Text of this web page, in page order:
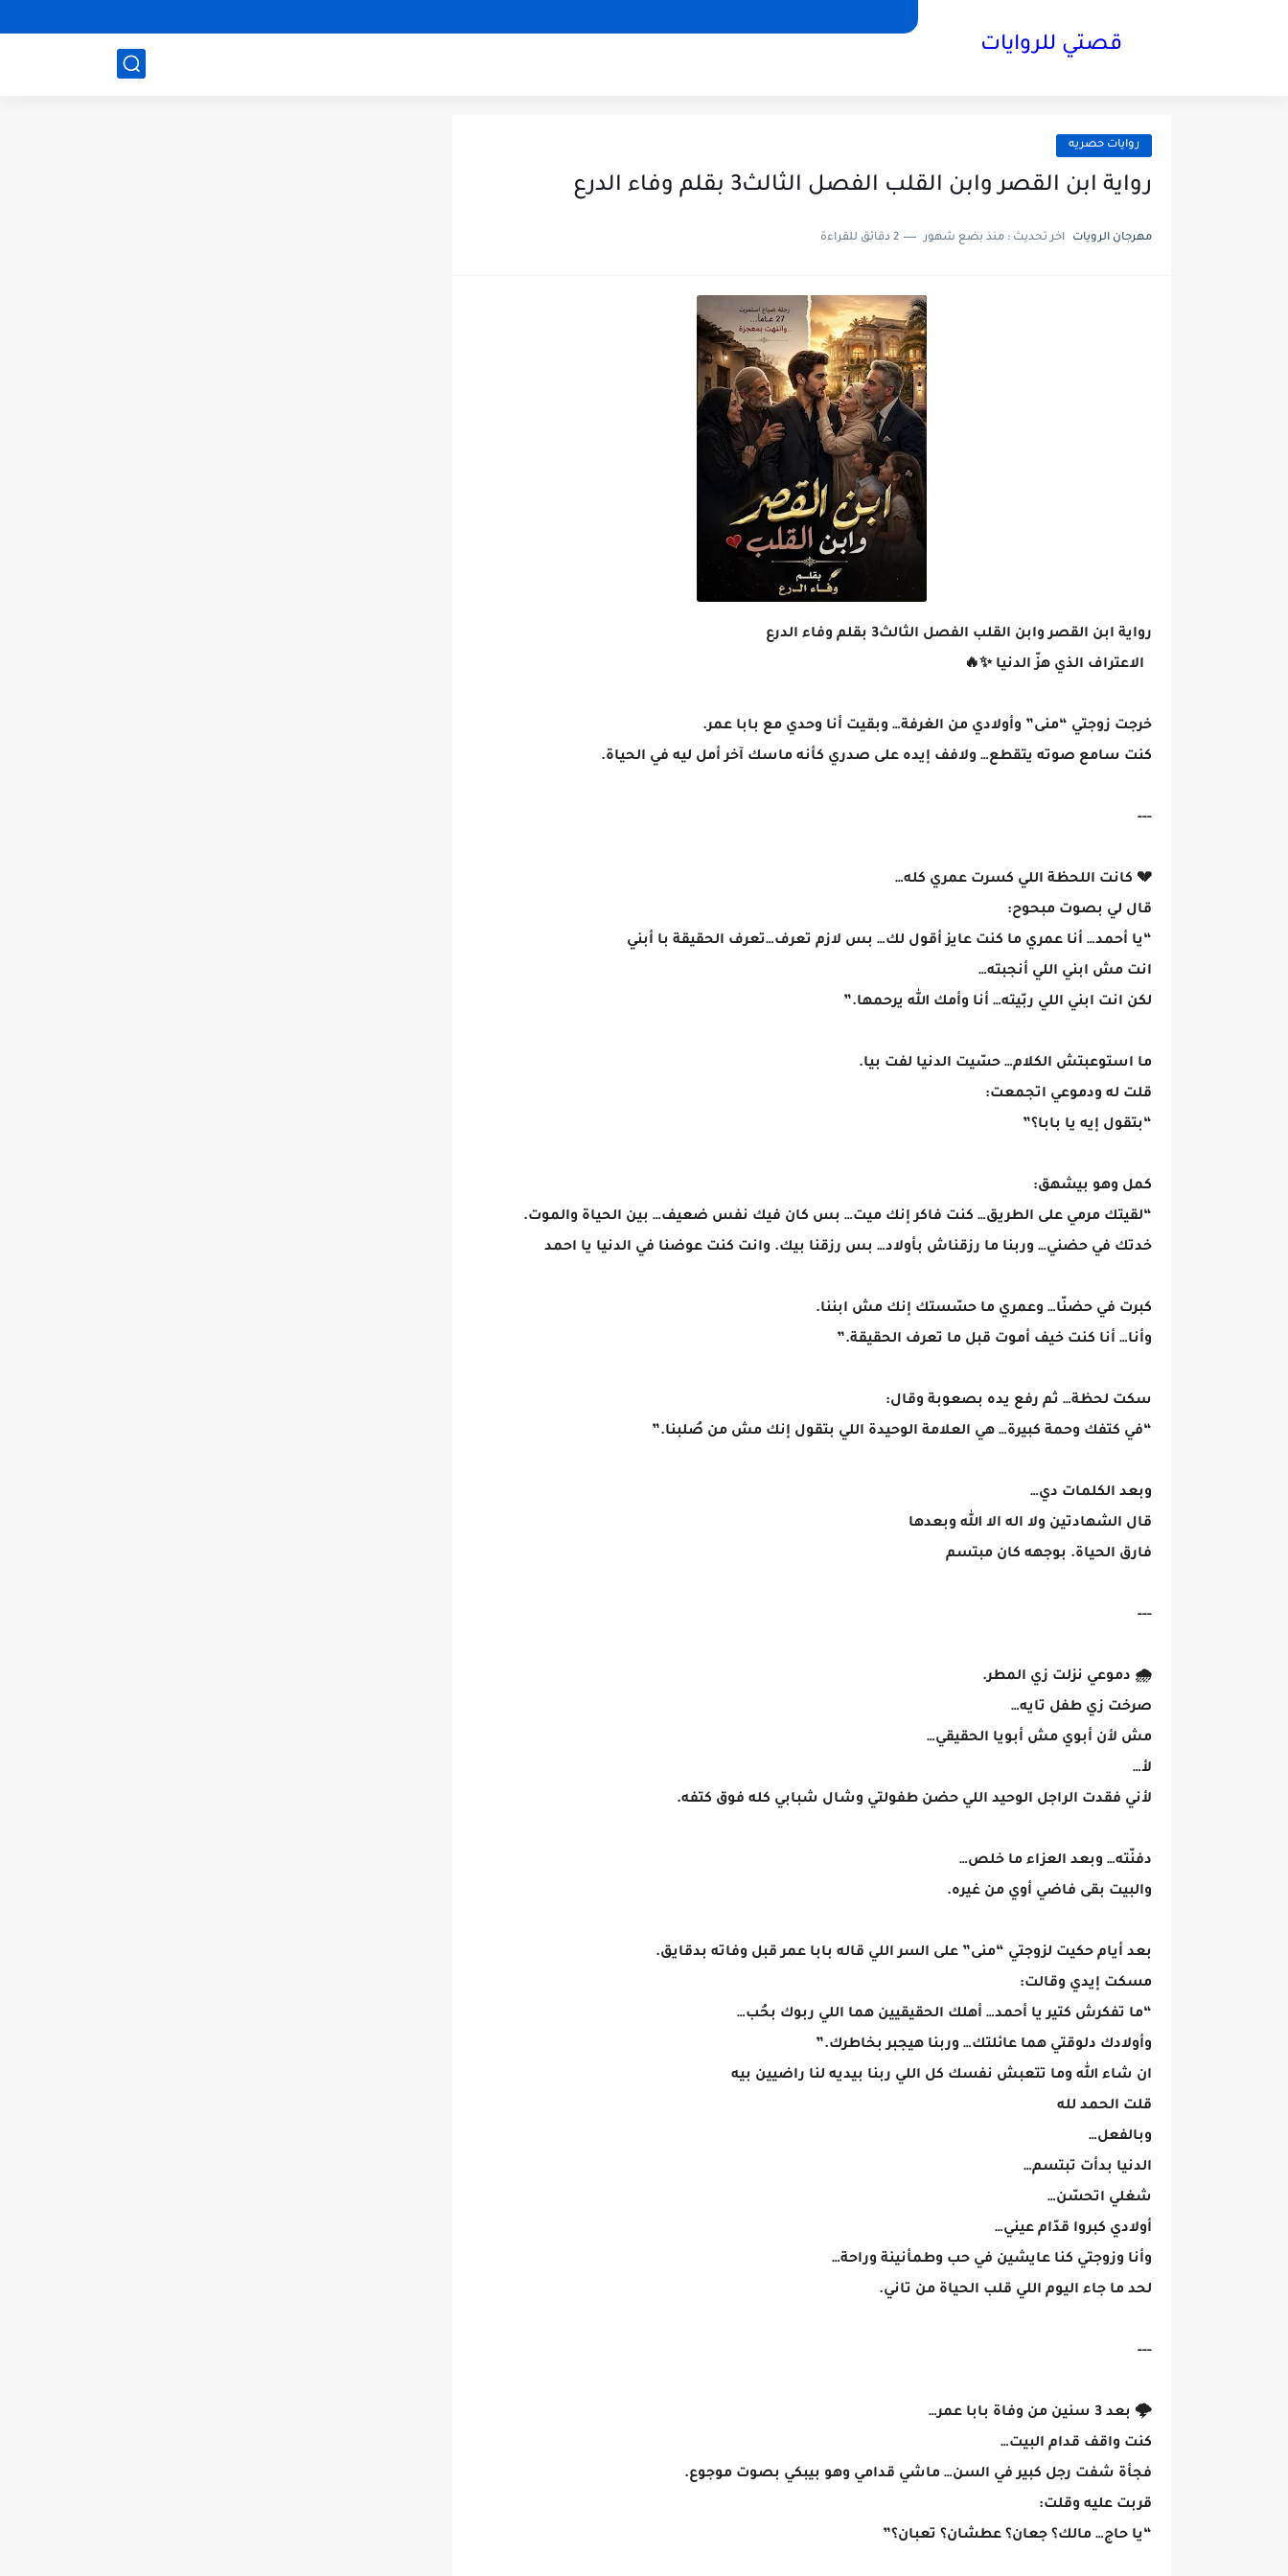
قصتي للروايات
روايات حصريه
رواية ابن القصر وابن القلب الفصل الثالث3 بقلم وفاء الدرع
مهرجان الرويات اخر تحديث : منذ بضع شهور 2 دقائق للقراءة
رواية ابن القصر وابن القلب الفصل الثالث3 بقلم وفاء الدرع
الاعتراف الذي هزّ الدنيا ✨🔥
خرجت زوجتي “منى” وأولادي من الغرفة… وبقيت أنا وحدي مع بابا عمر.
كنت سامع صوته يتقطع… ولافف إيده على صدري كأنه ماسك آخر أمل ليه في الحياة.
---
💔 كانت اللحظة اللي كسرت عمري كله…
قال لي بصوت مبحوح:
“يا أحمد… أنا عمري ما كنت عايز أقول لك… بس لازم تعرف…تعرف الحقيقة با أبني
انت مش ابني اللي أنجبته…
لكن انت ابني اللي ربّيته… أنا وأمك الله يرحمها.”
ما استوعبتش الكلام… حسّيت الدنيا لفت بيا.
قلت له ودموعي اتجمعت:
“بتقول إيه يا بابا؟”
كمل وهو بيشهق:
“لقيتك مرمي على الطريق… كنت فاكر إنك ميت… بس كان فيك نفس ضعيف… بين الحياة والموت.
خدتك في حضني… وربنا ما رزقناش بأولاد… بس رزقنا بيك. وانت كنت عوضنا في الدنيا يا احمد
كبرت في حضنّا… وعمري ما حسّستك إنك مش ابننا.
وأنا… أنا كنت خيف أموت قبل ما تعرف الحقيقة.”
سكت لحظة… ثم رفع يده بصعوبة وقال:
“في كتفك وحمة كبيرة… هي العلامة الوحيدة اللي بتقول إنك مش من صُلبنا.”
وبعد الكلمات دي…
قال الشهادتين ولا اله الا الله وبعدها
فارق الحياة. بوجهه كان مبتسم
---
🌧️ دموعي نزلت زي المطر.
صرخت زي طفل تايه…
مش لأن أبوي مش أبويا الحقيقي…
لأ…
لأني فقدت الراجل الوحيد اللي حضن طفولتي وشال شبابي كله فوق كتفه.
دفنّته… وبعد العزاء ما خلص…
والبيت بقى فاضي أوي من غيره.
بعد أيام حكيت لزوجتي “منى” على السر اللي قاله بابا عمر قبل وفاته بدقايق.
مسكت إيدي وقالت:
“ما تفكرش كتير يا أحمد… أهلك الحقيقيين هما اللي ربوك بحُب…
وأولادك دلوقتي هما عائلتك… وربنا هيجبر بخاطرك.”
ان شاء الله وما تتعبش نفسك كل اللي ربنا بيديه لنا راضيين بيه
قلت الحمد لله
وبالفعل…
الدنيا بدأت تبتسم…
شغلي اتحسّن…
أولادي كبروا قدّام عيني…
وأنا وزوجتي كنا عايشين في حب وطمأنينة وراحة…
لحد ما جاء اليوم اللي قلب الحياة من تاني.
---
🌩️ بعد 3 سنين من وفاة بابا عمر…
كنت واقف قدام البيت…
فجأة شفت رجل كبير في السن… ماشي قدامي وهو بيبكي بصوت موجوع.
قربت عليه وقلت:
“يا حاج… مالك؟ جعان؟ عطشان؟ تعبان؟”